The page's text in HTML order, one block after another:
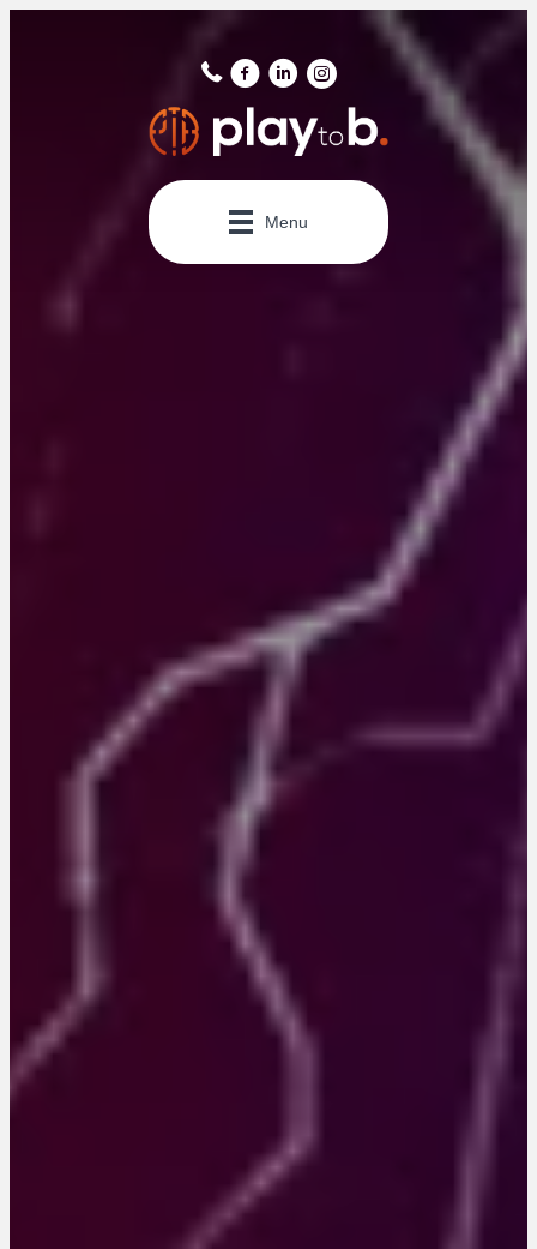
Panneau de gestion des cookies
Menu